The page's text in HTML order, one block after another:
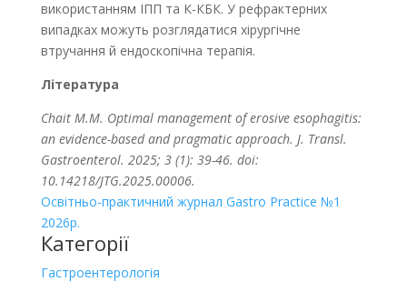
використанням ІПП та К-КБК. У рефрактерних
випадках можуть розглядатися хірургічне
втручання й ендоскопічна терапія.
Література
Chait M.M. Optimal management of erosive esophagitis:
an evidence-based and pragmatic approach. J. Transl.
Gastroenterol. 2025; 3 (1): 39-46. doi:
10.14218/JTG.2025.00006.
Освітньо-практичний журнал Gastro Practice №1
2026р.
Категорії
Гастроентерологія